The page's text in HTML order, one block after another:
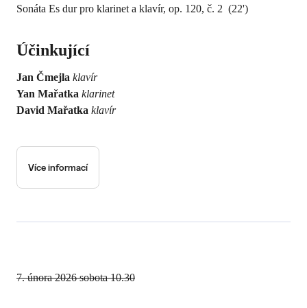
Sonáta Es dur pro klarinet a klavír, op. 120, č. 2 (22')
Účinkující
Jan Čmejla klavír
Yan Mařatka klarinet
David Mařatka klavír
Více informací
7. února 2026 sobota 10.30